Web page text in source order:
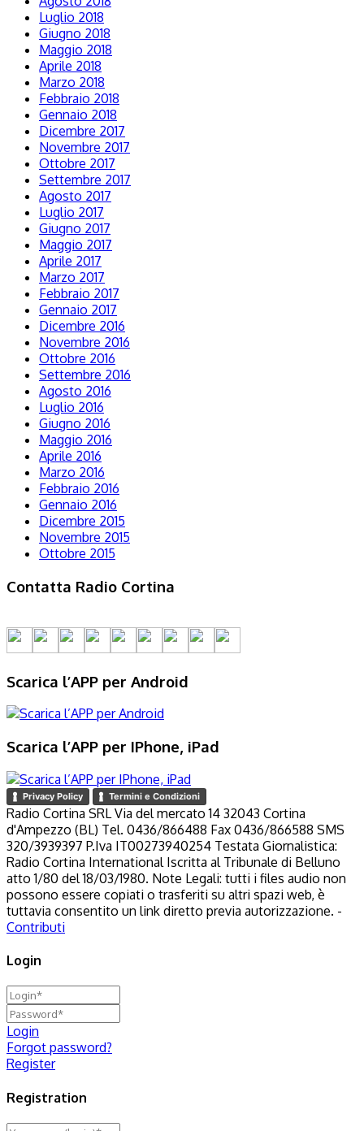
Luglio 2018
Giugno 2018
Maggio 2018
Aprile 2018
Marzo 2018
Febbraio 2018
Gennaio 2018
Dicembre 2017
Novembre 2017
Ottobre 2017
Settembre 2017
Agosto 2017
Luglio 2017
Giugno 2017
Maggio 2017
Aprile 2017
Marzo 2017
Febbraio 2017
Gennaio 2017
Dicembre 2016
Novembre 2016
Ottobre 2016
Settembre 2016
Agosto 2016
Luglio 2016
Giugno 2016
Maggio 2016
Aprile 2016
Marzo 2016
Febbraio 2016
Gennaio 2016
Dicembre 2015
Novembre 2015
Ottobre 2015
Contatta Radio Cortina
Scarica l’APP per Android
Scarica l’APP per IPhone, iPad
Privacy Policy Termini e Condizioni
Radio Cortina SRL Via del mercato 14 32043 Cortina
d'Ampezzo (BL) Tel. 0436/866488 Fax 0436/866588 SMS
320/3939397 P.Iva IT00273940254 Testata Giornalistica:
Radio Cortina International Iscritta al Tribunale di Belluno
atto 1/80 del 18/03/1980. Note Legali: tutti i files audio non
possono essere copiati o trasferiti su altri spazi web, è
tuttavia consentito un link diretto previa autorizzazione. -
Contributi
Login
Login
Forgot password?
Register
Registration